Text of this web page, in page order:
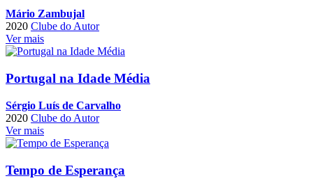
Mário Zambujal
2020 Clube do Autor
Ver mais
Portugal na Idade Média
Sérgio Luís de Carvalho
2020 Clube do Autor
Ver mais
Tempo de Esperança